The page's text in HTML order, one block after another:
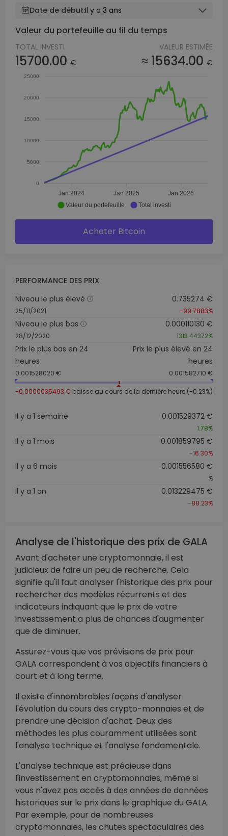
Date de début:Il y a 3 ans
Valeur du portefeuille au fil du temps
TOTAL INVESTI
15700.00 €
VALEUR ESTIMÉE
≈ 15634.00 €
25000
20000
15000
10000
5000
0
Jan 2024 Jan 2025 Jan 2026
Valeur du portefeuille Total investi
Acheter Bitcoin
PERFORMANCE DES PRIX
Niveau le plus élevé
25/11/2021
0.735274 €
-99.7883%
Niveau le plus bas
28/12/2020
0.000110130 €
1313.44372%
Prix le plus bas en 24
heures
0.001528020 €
Prix le plus élevé en 24
heures
0.001582710 €
-0.0000035493 € baisse au cours de la dernière heure (-0.23%)
Il y a 1 semaine 0.001529372 €
1.78%
Il y a 1 mois 0.001859795 €
-16.30%
Il y a 6 mois 0.001556580 €
%
Il y a 1 an 0.013229475 €
-88.23%
Analyse de l'historique des prix de GALA
Avant d'acheter une cryptomonnaie, il est
judicieux de faire un peu de recherche. Cela
signifie qu'il faut analyser l'historique des prix pour
rechercher des modèles récurrents et des
indicateurs indiquant que le prix de votre
investissement a plus de chances d'augmenter
que de diminuer.
Assurez-vous que vos prévisions de prix pour
GALA correspondent à vos objectifs financiers à
court et à long terme.
Il existe d'innombrables façons d'analyser
l'évolution du cours des crypto-monnaies et de
prendre une décision d'achat. Deux des
méthodes les plus couramment utilisées sont
l'analyse technique et l'analyse fondamentale.
L'analyse technique est précieuse dans
l'investissement en cryptomonnaies, même si
vous n'avez pas accès à des années de données
historiques sur le prix dans le graphique du GALA.
Par exemple, pour de nombreuses
cryptomonnaies, les chutes spectaculaires des